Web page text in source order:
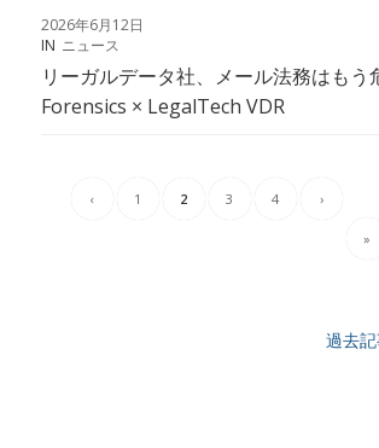
2026年6月12日
IN ニュース
リーガルデータ社、メール法務はもう
Forensics × LegalTech VDR
‹ 1 2 3 4 ›
»
過去記